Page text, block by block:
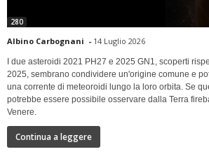
280
Albino Carbognani - 14 Luglio 2026
I due asteroidi 2021 PH27 e 2025 GN1, scoperti
2025, sembrano condividere un'origine comune e
una corrente di meteoroidi lungo la loro orbita. Se
potrebbe essere possibile osservare dalla Terra
Venere.
Continua a leggere